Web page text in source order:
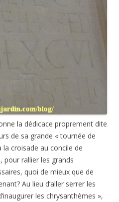
la dédicace proprement dite
de sa grande « tournée de
la croisade au concile de
pour rallier les grands
quoi de mieux que de
Au lieu d’aller serrer les
les chrysanthèmes »,